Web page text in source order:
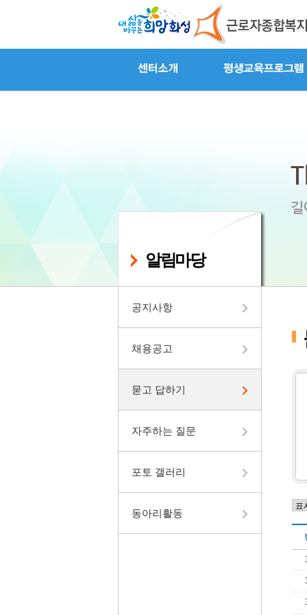
알림마당
공지사항
채용공고
묻고 답하기
자주하는 질문
포토 갤러리
동아리활동